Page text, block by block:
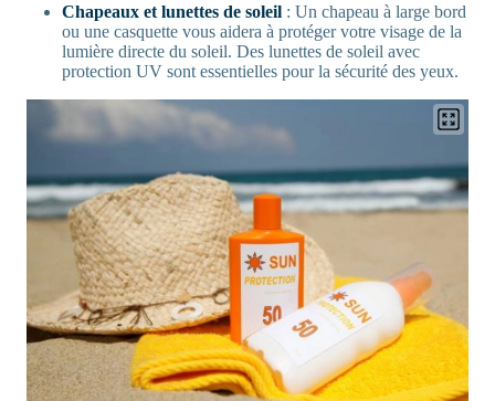
Chapeaux et lunettes de soleil : Un chapeau à large bord
ou une casquette vous aidera à protéger votre visage de la
lumière directe du soleil. Des lunettes de soleil avec
protection UV sont essentielles pour la sécurité des yeux.